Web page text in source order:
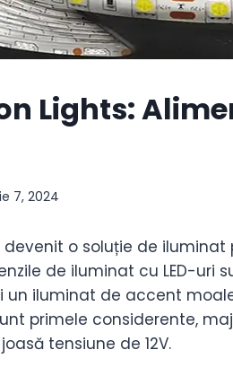
Lights:
7, 2024
devenit o soluție de
de iluminat cu LED-uri
iluminat de accent
primele considerente,
tensiune de 12V.